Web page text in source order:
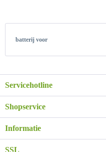
batterij voor
Servicehotline
Shopservice
Informatie
SSL